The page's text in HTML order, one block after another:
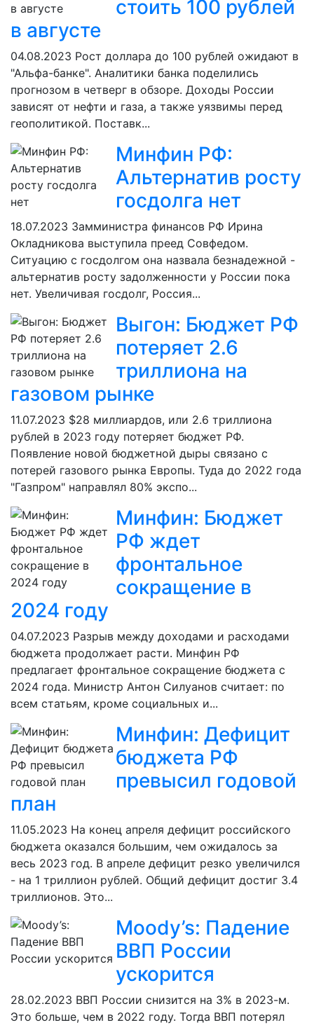
стоить 100 рублей
в августе
04.08.2023 Рост доллара до 100 рублей ожидают в
"Альфа-банке". Аналитики банка поделились
прогнозом в четверг в обзоре. Доходы России
зависят от нефти и газа, а также уязвимы перед
геополитикой. Поставк...
Минфин РФ:
Альтернатив росту
госдолга нет
18.07.2023 Замминистра финансов РФ Ирина
Окладникова выступила преед Совфедом.
Ситуацию с госдолгом она назвала безнадежной -
альтернатив росту задолженности у России пока
нет. Увеличивая госдолг, Россия...
Выгон: Бюджет РФ
потеряет 2.6
триллиона на
газовом рынке
11.07.2023 $28 миллиардов, или 2.6 триллиона
рублей в 2023 году потеряет бюджет РФ.
Появление новой бюджетной дыры связано с
потерей газового рынка Европы. Туда до 2022 года
"Газпром" направлял 80% экспо...
Минфин: Бюджет
РФ ждет
фронтальное
сокращение в
2024 году
04.07.2023 Разрыв между доходами и расходами
бюджета продолжает расти. Минфин РФ
предлагает фронтальное сокращение бюджета с
2024 года. Министр Антон Силуанов считает: по
всем статьям, кроме социальных и...
Минфин: Дефицит
бюджета РФ
превысил годовой
план
11.05.2023 На конец апреля дефицит российского
бюджета оказался большим, чем ожидалось за
весь 2023 год. В апреле дефицит резко увеличился
- на 1 триллион рублей. Общий дефицит достиг 3.4
триллионов. Это...
Moody’s: Падение
ВВП России
ускорится
28.02.2023 ВВП России снизится на 3% в 2023-м.
Это больше, чем в 2022 году. Тогда ВВП потерял